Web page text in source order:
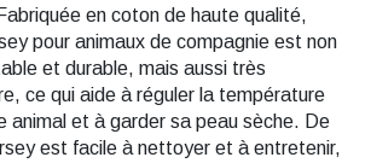
en coton de haute qualité,
pour animaux de compagnie est non
et durable, mais aussi très
ce qui aide à réguler la température
animal et à garder sa peau sèche. De
est facile à nettoyer et à entretenir,